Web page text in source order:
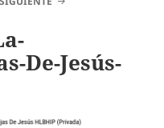
De-Jesús-